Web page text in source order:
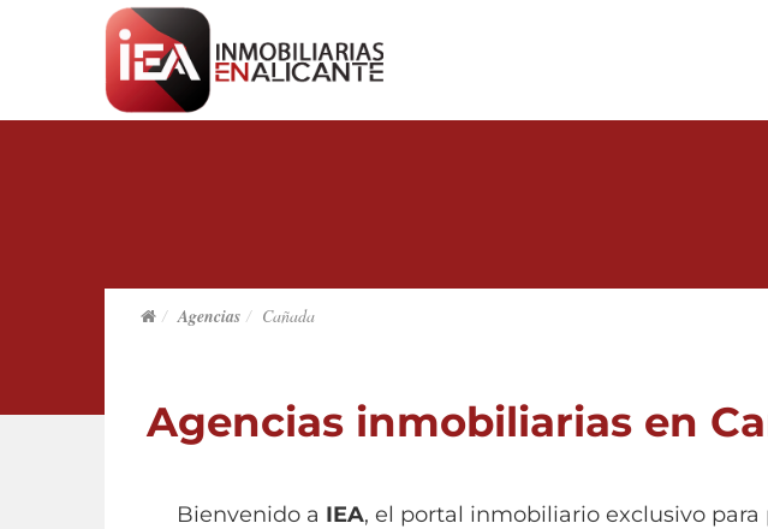
Agencias Cañada
Agencias inmobiliarias en
Bienvenido a IEA, el portal inmobiliario exclusivo